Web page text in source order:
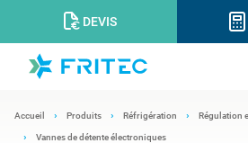
DEVIS
Accueil Produits Réfrigération Régulation
Vannes de détente électroniques